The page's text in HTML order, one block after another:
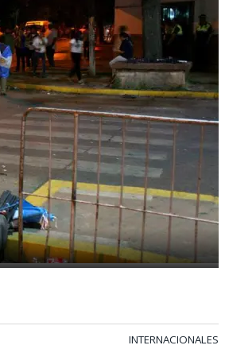
INTERNACIONALES